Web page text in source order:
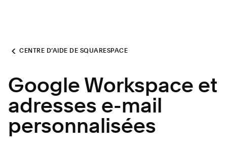
CENTRE D’AIDE DE SQUARESPACE
Google Workspace et
adresses e-mail
personnalisées